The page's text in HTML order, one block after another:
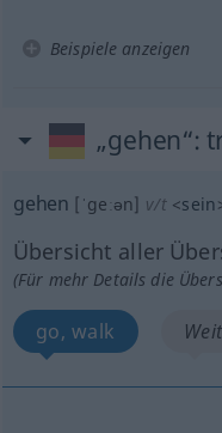
Beispiele anzeigen
„gehen“:
gehen [ˈgeːən] v/t <sein
Übersicht aller
(Für mehr Details die
go, walk